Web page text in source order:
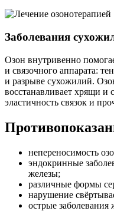
Заболевания
Озон внутривенно
и связочного аппарата:
и разрыве сухожилий.
восстанавливает хрящи и
эластичность связок и
непереносимость
эндокринные
железы;
различные формы
нарушение
острые заболевания